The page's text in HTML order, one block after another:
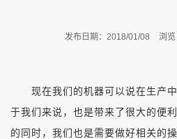
发布日期：2018/01/08 浏览
现在我们的机器可以说在生产中
于我们来说，也是带来了很大的便
的同时，我们也是需要做好相关的